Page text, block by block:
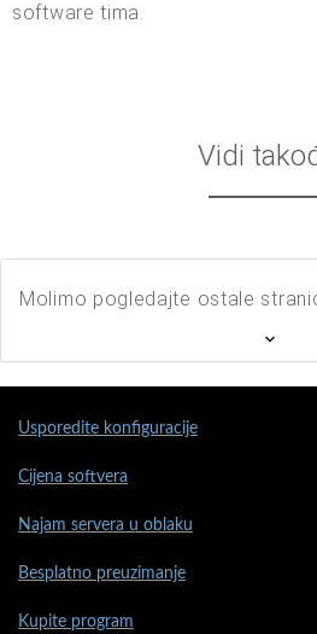
software tima.
Vidi
Molimo pogledajte ostale
Usporedite konfiguracije
Cijena softvera
Najam servera u oblaku
Besplatno preuzimanje
Kupite program